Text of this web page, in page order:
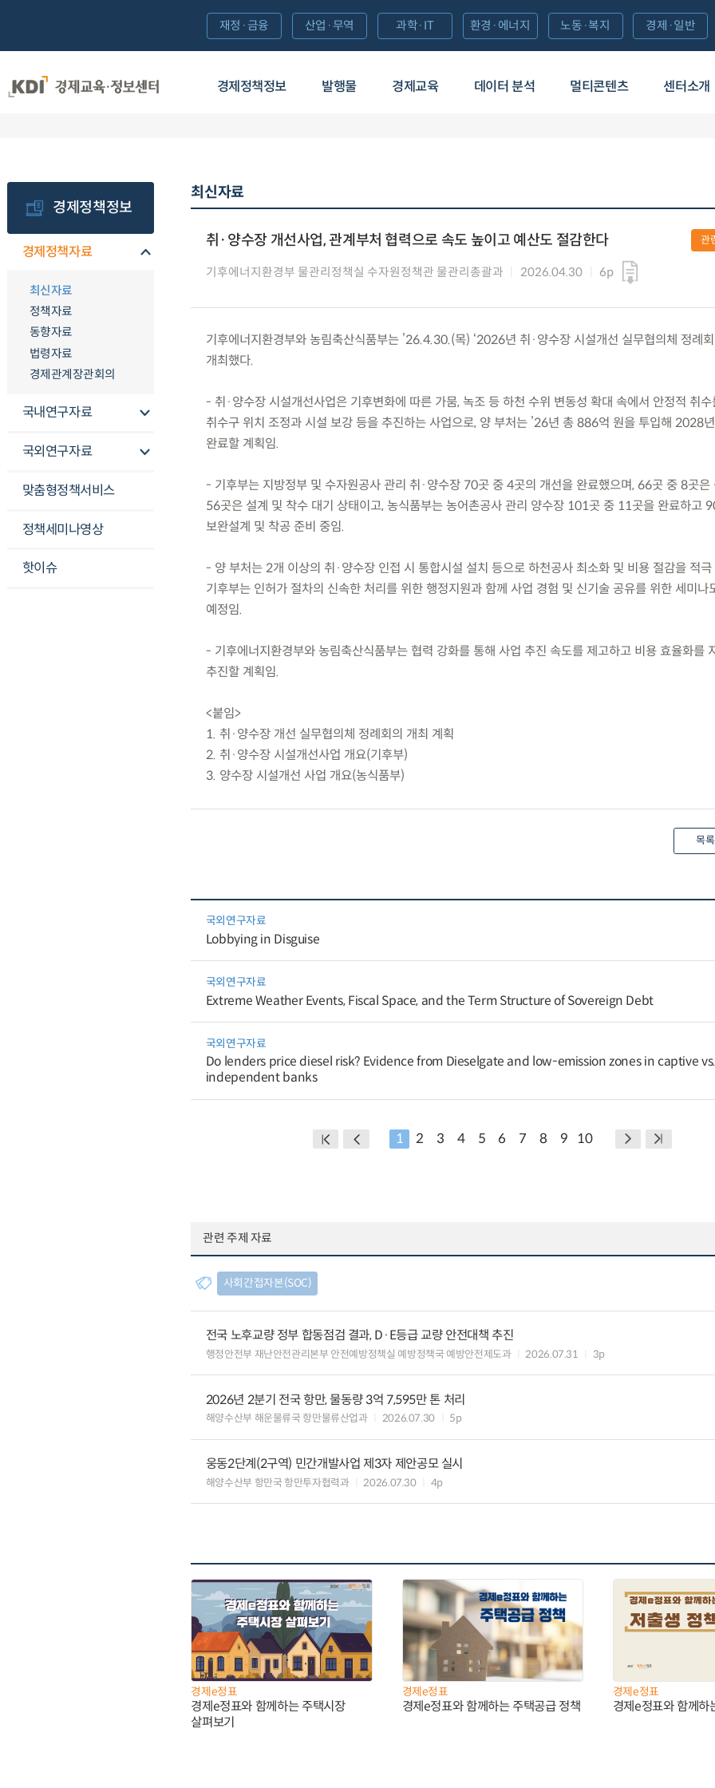
경제정책정보 발행물 경제교육 데이터 분석 멀티콘텐츠 센터소개
재정·금융 산업·무역 과학·IT 환경·에너지 노동·복지 경제·일반
경제정책정보
경제정책자료
최신자료
정책자료
동향자료
법령자료
경제관계장관회의
국내연구자료
국외연구자료
맞춤형정책서비스
정책세미나영상
핫이슈
최신자료
취·양수장 개선사업, 관계부처 협력으로 속도 높이고 예산도 절감한다
기후에너지환경부 물관리정책실 수자원정책관 물관리총괄과 2026.04.30 6p
관
기후에너지환경부와 농림축산식품부는 ’26.4.30.(목) ‘2026년 취·양수장 시설개선 실무협의체 정례회
개최했다.
- 취·양수장 시설개선사업은 기후변화에 따른 가뭄, 녹조 등 하천 수위 변동성 확대 속에서 안정적 취수
취수구 위치 조정과 시설 보강 등을 추진하는 사업으로, 양 부처는 ’26년 총 886억 원을 투입해 2028
완료할 계획임.
- 기후부는 지방정부 및 수자원공사 관리 취·양수장 70곳 중 4곳의 개선을 완료했으며, 66곳 중 8곳은
56곳은 설계 및 착수 대기 상태이고, 농식품부는 농어촌공사 관리 양수장 101곳 중 11곳을 완료하고
보완설계 및 착공 준비 중임.
- 양 부처는 2개 이상의 취·양수장 인접 시 통합시설 설치 등으로 하천공사 최소화 및 비용 절감을 적극
기후부는 인허가 절차의 신속한 처리를 위한 행정지원과 함께 사업 경험 및 신기술 공유를 위한 세미나
예정임.
- 기후에너지환경부와 농림축산식품부는 협력 강화를 통해 사업 추진 속도를 제고하고 비용 효율화를
추진할 계획임.
<붙임>
1. 취·양수장 개선 실무협의체 정례회의 개최 계획
2. 취·양수장 시설개선사업 개요(기후부)
3. 양수장 시설개선 사업 개요(농식품부)
목
국외연구자료
Lobbying in Disguise
국외연구자료
Extreme Weather Events, Fiscal Space, and the Term Structure of Sovereign Debt
국외연구자료
Do lenders price diesel risk? Evidence from Dieselgate and low-emission zones in captive vs.
independent banks
1 2 3 4 5 6 7 8 9 10
관련 주제 자료
사회간접자본(SOC)
전국 노후교량 정부 합동점검 결과, D·E등급 교량 안전대책 추진
행정안전부 재난안전관리본부 안전예방정책실 예방정책국 예방안전제도과 2026.07.31 3p
2026년 2분기 전국 항만, 물동량 3억 7,595만 톤 처리
해양수산부 해운물류국 항만물류산업과 2026.07.30 5p
웅동2단계(2구역) 민간개발사업 제3자 제안공모 실시
해양수산부 항만국 항만투자협력과 2026.07.30 4p
경제e정표
경제e정표와 함께하는 주택시장
살펴보기
경제e정표
경제e정표와 함께하는 주택공급 정책
경제e정표
경제e정표와 함께하